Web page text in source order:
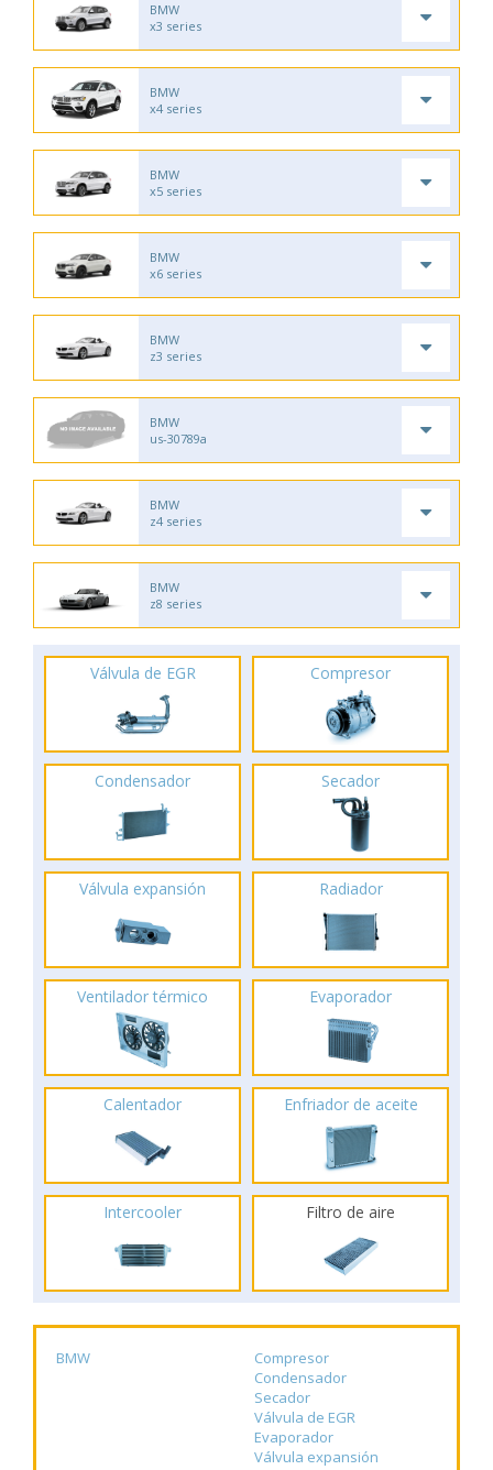
BMW
x3 series
BMW
x4 series
BMW
x5 series
BMW
x6 series
BMW
z3 series
BMW
us-30789a
BMW
z4 series
BMW
z8 series
Válvula de EGR Compresor
Condensador Secador
Válvula expansión Radiador
Ventilador térmico Evaporador
Calentador Enfriador de aceite
Intercooler Filtro de aire
BMW
Compresor
Condensador
Secador
Válvula de EGR
Evaporador
Válvula expansión